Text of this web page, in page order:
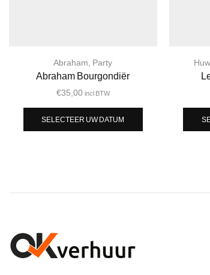
Abraham Party
Abraham Bourgondiër
€35,00 incl BTW
SELECTEER UW DATUM